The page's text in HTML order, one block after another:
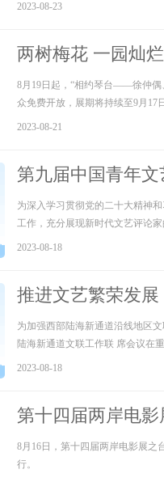
2023-08-23
两树梅花 一园灿
寅坤花鸟画开展
8月19日起，“相约琴台——徐仲偶
众免费开放，展期将持续至9月17日
2023-08-21
第九届中国青年
为深入学习贯彻党的二十大精神
工作，充分展现新时代文艺评论
届中国青年文艺评论家西湖论坛·
2023-08-18
推进文艺繁荣发
文联工作联席会议
为加强西部陆海新通道沿线地区
陆海新通道文联工作联 席会议在
路”国家重大战略的重要举措，也
2023-08-18
第十四届两岸电
8月16日，第十四届两岸电影展之
行。